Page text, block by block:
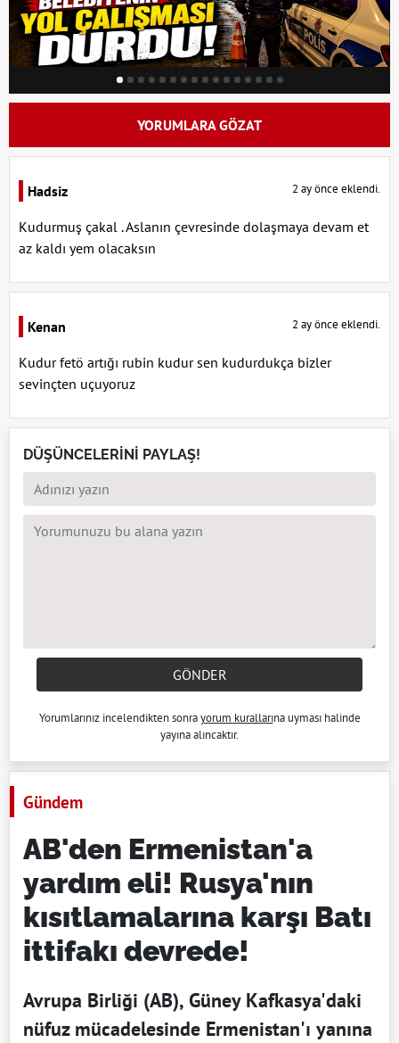
YORUMLARA GÖZAT
Hadsiz 2 ay önce eklendi.
Kudurmuş çakal . Aslanın çevresinde dolaşmaya devam et
az kaldı yem olacaksın
Kenan 2 ay önce eklendi.
Kudur fetö artığı rubin kudur sen kudurdukça bizler
sevinçten uçuyoruz
DÜŞÜNCELERİNİ PAYLAŞ!
GÖNDER
Yorumlarınız incelendikten sonrayorum kurallarına uyması halinde
yayına alıncaktır.
Gündem
AB'den Ermenistan'a
yardım eli! Rusya'nın
kısıtlamalarına karşı Batı
ittifakı devrede!
Avrupa Birliği (AB), Güney Kafkasya'daki
nüfuz mücadelesinde Ermenistan'ı yanına